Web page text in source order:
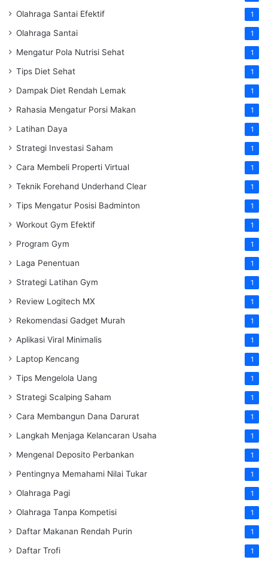
Olahraga Santai Efektif 1
Olahraga Santai 1
Mengatur Pola Nutrisi Sehat 1
Tips Diet Sehat 1
Dampak Diet Rendah Lemak 1
Rahasia Mengatur Porsi Makan 1
Latihan Daya 1
Strategi Investasi Saham 1
Cara Membeli Properti Virtual 1
Teknik Forehand Underhand Clear 1
Tips Mengatur Posisi Badminton 1
Workout Gym Efektif 1
Program Gym 1
Laga Penentuan 1
Strategi Latihan Gym 1
Review Logitech MX 1
Rekomendasi Gadget Murah 1
Aplikasi Viral Minimalis 1
Laptop Kencang 1
Tips Mengelola Uang 1
Strategi Scalping Saham 1
Cara Membangun Dana Darurat 1
Langkah Menjaga Kelancaran Usaha 1
Mengenal Deposito Perbankan 1
Pentingnya Memahami Nilai Tukar 1
Olahraga Pagi 1
Olahraga Tanpa Kompetisi 1
Daftar Makanan Rendah Purin 1
Daftar Trofi 1